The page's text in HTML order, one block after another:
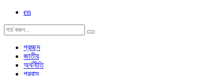
en
প্রচ্ছদ
জাতীয়
অর্থনীতি
প্রবাস